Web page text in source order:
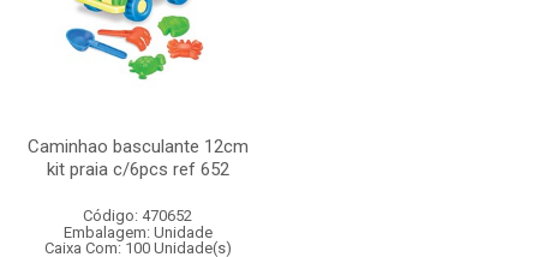
Caminhao basculante 12cm
kit praia c/6pcs ref 652
Código: 470652
Embalagem: Unidade
Caixa Com: 100 Unidade(s)